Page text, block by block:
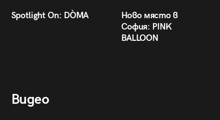
Spotlight On: DÒMA
Ново място в
София: PINK
BALLOON
Видео